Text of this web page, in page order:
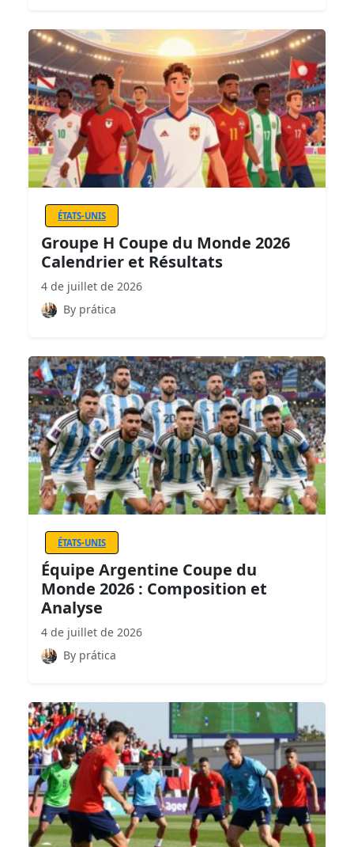
ÉTATS-UNIS
Groupe H Coupe du Monde 2026
Calendrier et Résultats
4 de juillet de 2026
By prática
ÉTATS-UNIS
Équipe Argentine Coupe du
Monde 2026 : Composition et
Analyse
4 de juillet de 2026
By prática